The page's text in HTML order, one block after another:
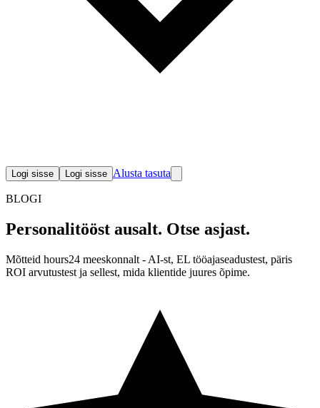
Logi sisse Logi sisse Alusta tasuta
BLOGI
Personalitööst ausalt. Otse asjast.
Mõtteid hours24 meeskonnalt - AI-st, EL tööajaseadustest, päris
ROI arvutustest ja sellest, mida klientide juures õpime.